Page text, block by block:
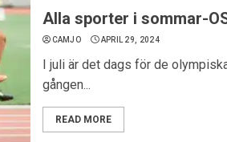
Alla sporter i sommar-
CAMJO APRIL 29, 2024
I juli är det dags för de
gången...
READ MORE